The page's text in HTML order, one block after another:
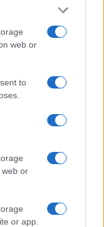
web or
to
web or
or app.